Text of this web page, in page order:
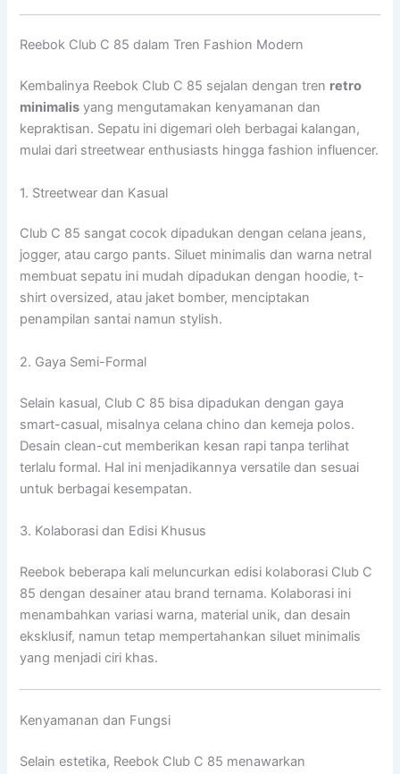
Reebok Club C 85 dalam Tren Fashion Modern
Kembalinya Reebok Club C 85 sejalan dengan tren retro
minimalis yang mengutamakan kenyamanan dan
kepraktisan. Sepatu ini digemari oleh berbagai kalangan,
mulai dari streetwear enthusiasts hingga fashion influencer.
1. Streetwear dan Kasual
Club C 85 sangat cocok dipadukan dengan celana jeans,
jogger, atau cargo pants. Siluet minimalis dan warna netral
membuat sepatu ini mudah dipadukan dengan hoodie, t-
shirt oversized, atau jaket bomber, menciptakan
penampilan santai namun stylish.
2. Gaya Semi-Formal
Selain kasual, Club C 85 bisa dipadukan dengan gaya
smart-casual, misalnya celana chino dan kemeja polos.
Desain clean-cut memberikan kesan rapi tanpa terlihat
terlalu formal. Hal ini menjadikannya versatile dan sesuai
untuk berbagai kesempatan.
3. Kolaborasi dan Edisi Khusus
Reebok beberapa kali meluncurkan edisi kolaborasi Club C
85 dengan desainer atau brand ternama. Kolaborasi ini
menambahkan variasi warna, material unik, dan desain
eksklusif, namun tetap mempertahankan siluet minimalis
yang menjadi ciri khas.
Kenyamanan dan Fungsi
Selain estetika, Reebok Club C 85 menawarkan